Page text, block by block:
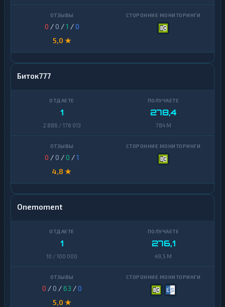
0 / 0 /1 /0
5,0 ★
Биток777
1
2 886 / 176 013
278,4
784 M
0 / 0 /0 /1
4,8 ★
Onemoment
1
10 / 100 000
276,1
49,5 M
0 / 0 /63 /0
5,0 ★